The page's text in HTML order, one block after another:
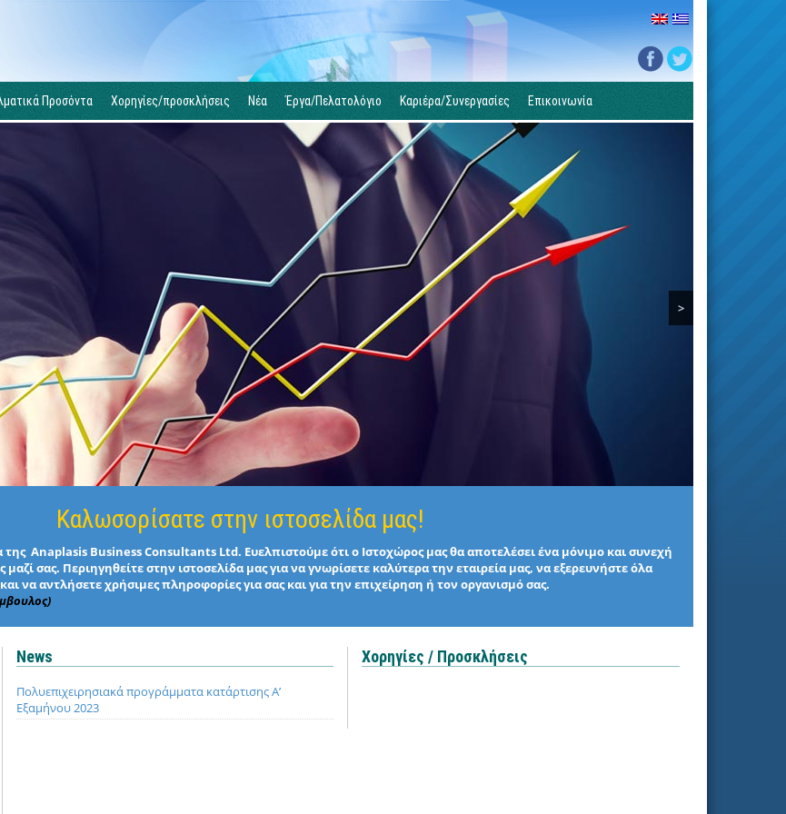
Προσόντα Χορηγίες/προσκλήσεις Νέα Έργα/Πελατολόγιο Καριέρα/Συνεργασίες Επικοινωνία
>
Καλωσορίσατε στην ιστοσελίδα μας!
της Anaplasis Business Consultants Ltd. Ευελπιστούμε ότι ο Ιστοχώρος μας θα αποτελέσει ένα μόνιμο και συνεχή
μαζί σας. Περιηγηθείτε στην ιστοσελίδα μας για να γνωρίσετε καλύτερα την εταιρεία μας, να εξερευνήστε όλα
να αντλήσετε χρήσιμες πληροφορίες για σας και για την επιχείρηση ή τον οργανισμό σας.
News
Πολυεπιχειρησιακά προγράμματα κατάρτισης Α’
Εξαμήνου 2023
Χορηγίες / Προσκλήσεις